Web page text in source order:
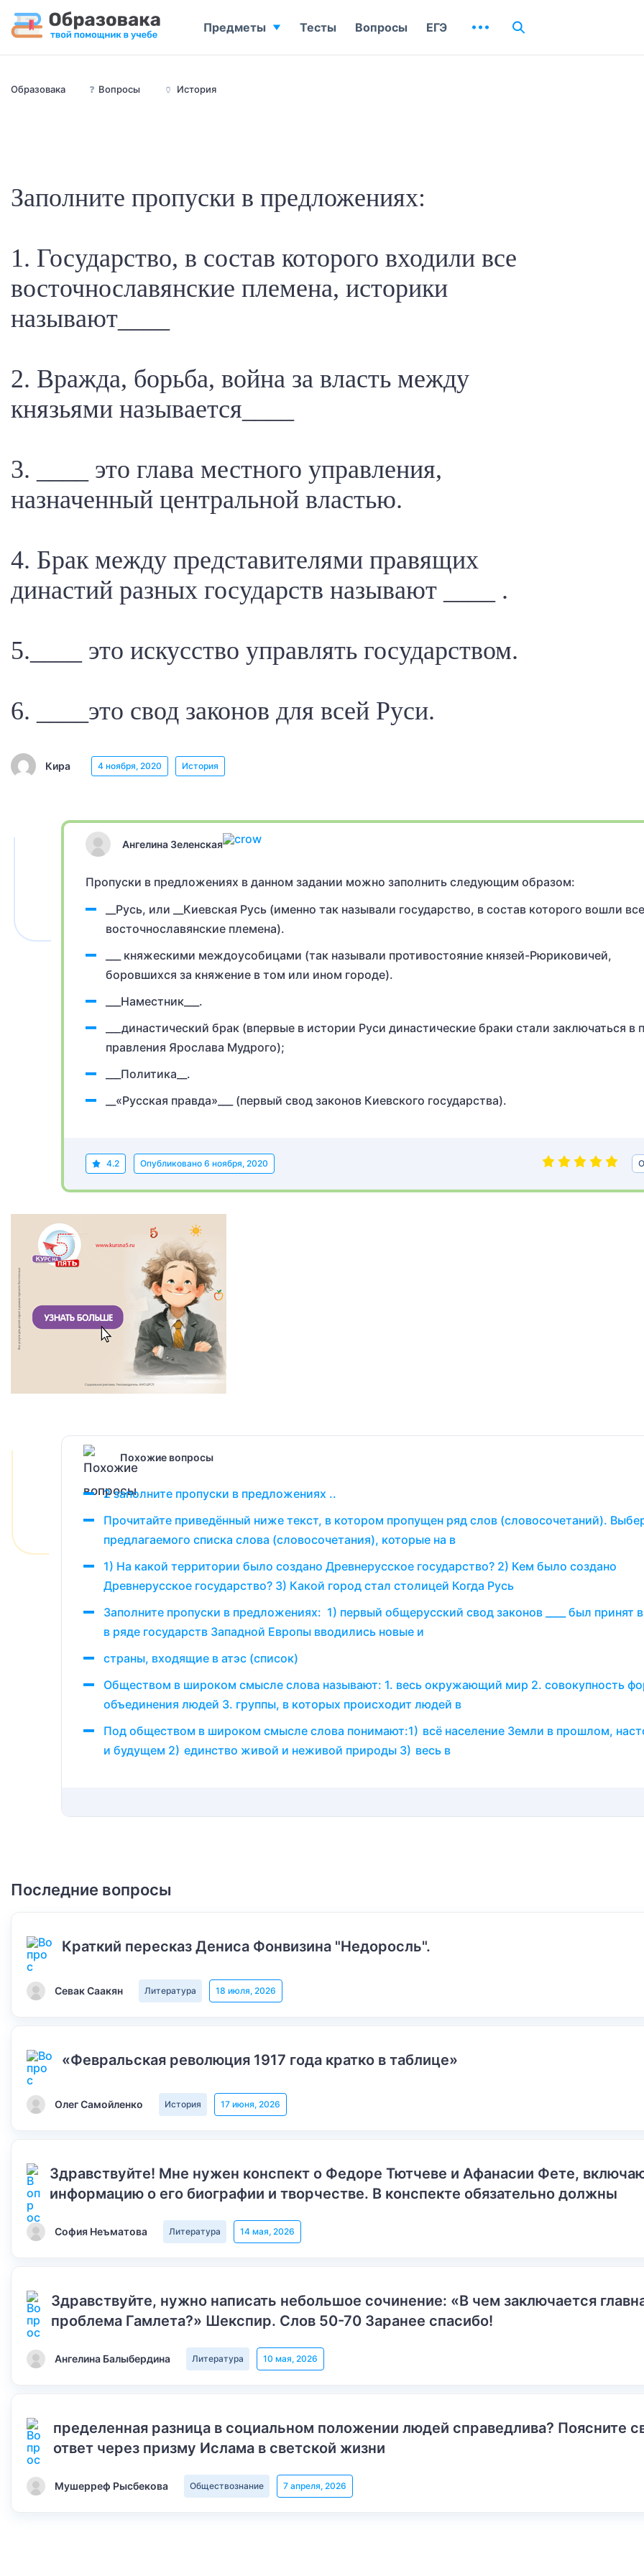
Образовака ❓ Вопросы 🏺 История
Заполните пропуски в предложениях:
1. Государство, в состав которого входили все
восточнославянские племена, историки
называют____
2. Вражда, борьба, война за власть между
князьями называется____
3. ____ это глава местного управления,
назначенный центральной властью.
4. Брак между представителями правящих
династий разных государств называют ____ .
5.____ это искусство управлять государством.
6. ____это свод законов для всей Руси.
Кира 4 ноября, 2020 История
Ангелина Зеленская
Пропуски в предложениях в данном задании можно заполнить следующим образом:
__Русь, или __Киевская Русь (именно так называли государство, в состав которого вошли все
восточнославянские племена).
___ княжескими междоусобицами (так называли противостояние князей-Рюриковичей,
боровшихся за княжение в том или ином городе).
___Наместник___.
___династический брак (впервые в истории Руси династические браки стали заключаться в
правления Ярослава Мудрого);
___Политика__.
__«Русская правда»___ (первый свод законов Киевского государства).
4.2 Опубликовано 6 ноября, 2020
Похожие вопросы
2 заполните пропуски в предложениях ..
Прочитайте приведённый ниже текст, в котором пропущен ряд слов (словосочетаний).
предлагаемого списка слова (словосочетания), которые на в
1) На какой территории было создано Древнерусское государство? 2) Кем было создано
Древнерусское государство? 3) Какой город стал столицей Когда Русь
Заполните пропуски в предложениях: 1) первый общерусский свод законов ____ был принят в
в ряде государств Западной Европы вводились новые и
страны, входящие в атэс (список)
Обществом в широком смысле слова называют: 1. весь окружающий мир 2. совокупность
объединения людей 3. группы, в которых происходит людей в
Под обществом в широком смысле слова понимают:1) всё население Земли в прошлом,
и будущем 2) единство живой и неживой природы 3) весь в
Последние вопросы
Краткий пересказ Дениса Фонвизина "Недоросль".
Севак Саакян Литература 18 июля, 2026
«Февральская революция 1917 года кратко в таблице»
Олег Самойленко История 17 июня, 2026
Здравствуйте! Мне нужен конспект о Федоре Тютчеве и Афанасии Фете,
информацию о его биографии и творчестве. В конспекте обязательно должны
София Неъматова Литература 14 мая, 2026
Здравствуйте, нужно написать небольшое сочинение: «В чем заключается
проблема Гамлета?» Шекспир. Слов 50-70 Заранее спасибо!
Ангелина Балыбердина Литература 10 мая, 2026
пределенная разница в социальном положении людей справедлива? Поясните
ответ через призму Ислама в светской жизни
Мушерреф Рысбекова Обществознание 7 апреля, 2026
Предметы Тесты Вопросы ЕГЭ